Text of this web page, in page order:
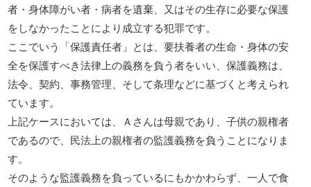
者・身体障がい者・病者を遺棄、又はその生存に必要な保護
をしなかったことにより成立する犯罪です。
ここでいう「保護責任者」とは、要扶養者の生命・身体の安
全を保護すべき法律上の義務を負う者をいい、保護義務は、
法令、契約、事務管理、そして条理などに基づくと考えられ
ています。
上記ケースにおいては、Ａさんは母親であり、子供の親権者
であるので、民法上の親権者の監護義務を負うことになりま
す。
そのような監護義務を負っているにもかかわらず、一人で食